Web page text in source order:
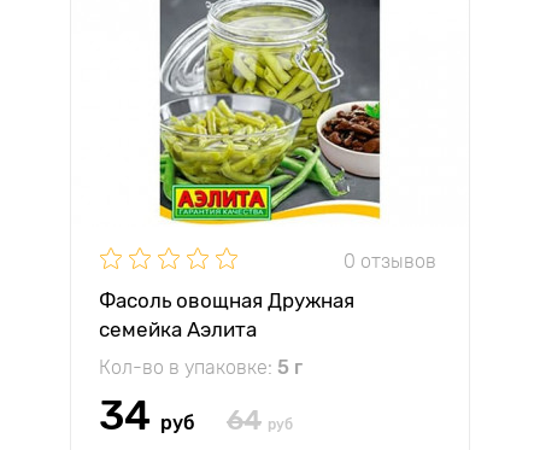
0 отзывов
Фасоль овощная Дружная
семейка Аэлита
Кол-во в упаковке: 5 г
34 руб 64 руб